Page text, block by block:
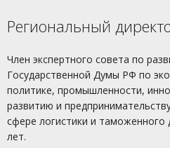
Региональный
Член экспертного совета по
Государственной Думы РФ по
политике, промышленности,
развитию и
сфере логистики и таможенного
лет.